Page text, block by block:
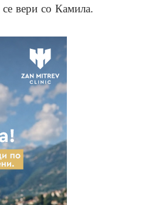
вери со Камила.